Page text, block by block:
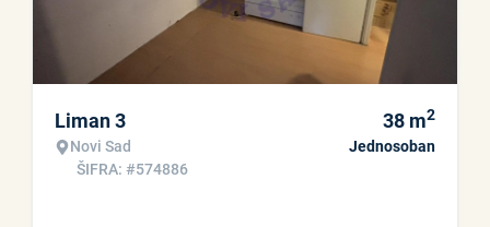
Liman 3
Novi Sad
ŠIFRA: #574886
38 m2
Jednosoban